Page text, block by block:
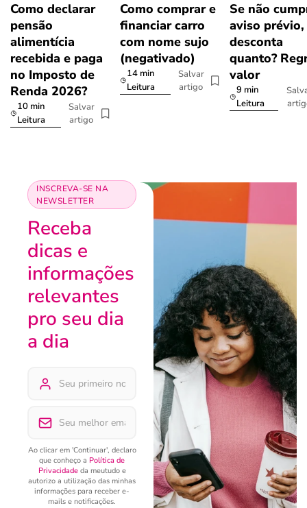
Como declarar
pensão
alimentícia
recebida e paga
no Imposto de
Renda 2026?
10 min
Leitura
Salvar
artigo
Como comprar e
financiar carro
com nome sujo
(negativado)
14 min
Leitura
Salvar
artigo
Se não
aviso prévio,
desconta
quanto?
valor
9 min
Leitura
INSCREVA-SE NA
NEWSLETTER
Receba
dicas e
informações
relevantes
pro seu dia
a dia
Ao clicar em 'Continuar', declaro
que conheço a Política de
Privacidadeda meutudo e
autorizo a utilização das minhas
informações para receber e-
mails e notificações.